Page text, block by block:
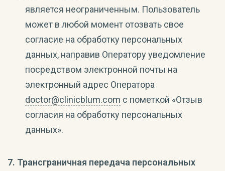
является неограниченным. Пользователь
может в любой момент отозвать свое
согласие на обработку персональных
данных, направив Оператору уведомление
посредством электронной почты на
электронный адрес Оператора
doctor@clinicblum.com с пометкой «Отзыв
согласия на обработку персональных
данных».
7. Трансграничная передача персональных